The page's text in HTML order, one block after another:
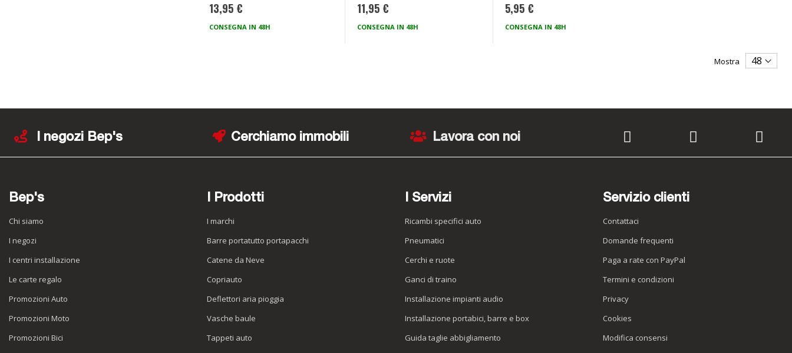
13,95 €
CONSEGNA IN 48H
11,95 €
CONSEGNA IN 48H
5,95 €
CONSEGNA IN 48H
Mostra
I negozi Bep's Cerchiamo immobili Lavora con noi
Bep's
Chi siamo
I negozi
I centri installazione
Le carte regalo
Promozioni Auto
Promozioni Moto
Promozioni Bici
I Prodotti
I marchi
Barre portatutto portapacchi
Catene da Neve
Copriauto
Deflettori aria pioggia
Vasche baule
Tappeti auto
I Servizi
Ricambi specifici auto
Pneumatici
Cerchi e ruote
Ganci di traino
Installazione impianti audio
Installazione portabici, barre e box
Guida taglie abbigliamento
Servizio clienti
Contattaci
Domande frequenti
Paga a rate con PayPal
Termini e condizioni
Privacy
Cookies
Modifica consensi